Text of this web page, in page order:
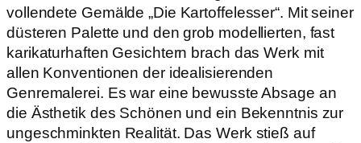
vollendete Gemälde „Die Kartoffelesser“. Mit seiner
düsteren Palette und den grob modellierten, fast
karikaturhaften Gesichtern brach das Werk mit
allen Konventionen der idealisierenden
Genremalerei. Es war eine bewusste Absage an
die Ästhetik des Schönen und ein Bekenntnis zur
ungeschminkten Realität. Das Werk stieß auf